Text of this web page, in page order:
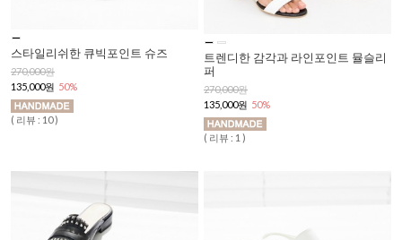
스타일리쉬한 큐빅포인트 슈즈
270,000원
135,000원 50%
( 리뷰 : 10 )
트렌디한 감각과 라인포인트 뮬슬리
퍼
270,000원
135,000원 50%
( 리뷰 : 1 )